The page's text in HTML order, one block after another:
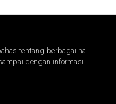
tentang berbagai hal
dengan informasi